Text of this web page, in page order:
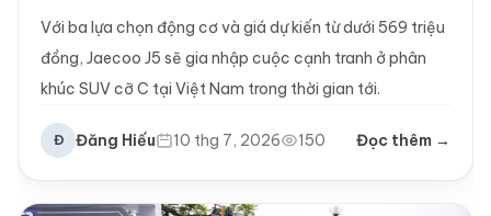
Với ba lựa chọn động cơ và giá dự kiến từ dưới 569 triệu
đồng, Jaecoo J5 sẽ gia nhập cuộc cạnh tranh ở phân
khúc SUV cỡ C tại Việt Nam trong thời gian tới.
Đ Đăng Hiếu 10 thg 7, 2026 150 Đọc thêm →